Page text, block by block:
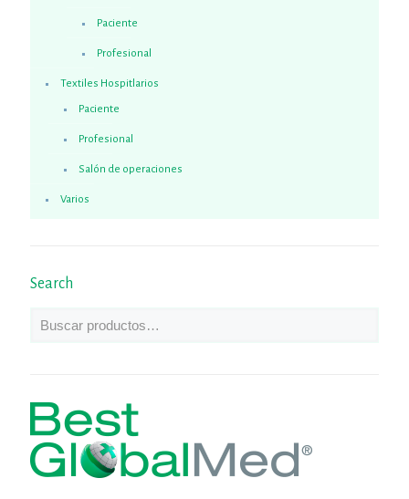
Paciente
Profesional
Textiles Hospitlarios
Paciente
Profesional
Salón de operaciones
Varios
Search